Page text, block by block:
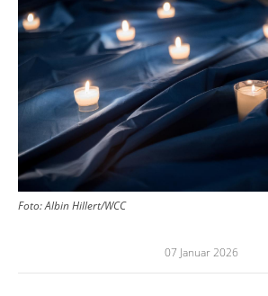
Foto:Albin Hillert/WCC
07 Januar 2026